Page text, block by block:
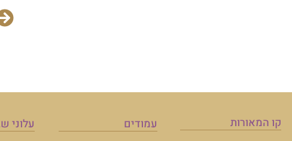
קו המאורות עמודים עלוני